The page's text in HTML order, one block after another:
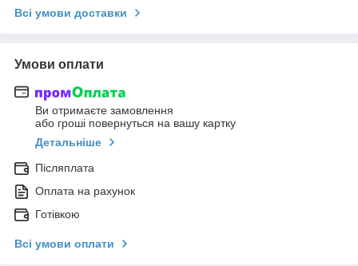
Всі умови доставки
Умови оплати
Ви отримаєте замовлення
або гроші повернуться на вашу картку
Детальніше
Післяплата
Оплата на рахунок
Готівкою
Всі умови оплати